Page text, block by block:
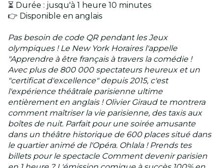
⏳ Durée : jusqu'à 1 heure 10 minutes
👉 Disponible en anglais
Pas besoin de code QR pendant les Jeux
olympiques ! Le New York Horaires l'appelle
"Apprendre à être français à travers la comédie !
Avec plus de 800 000 spectateurs heureux et un
"certificat d'excellence" depuis 2015, c'est
l'expérience théâtrale parisienne ultime
entièrement en anglais ! Olivier Giraud te montrera
comment maîtriser la vie parisienne, des taxis aux
boîtes de nuit. Parfait pour une soirée amusante
dans un théâtre historique de 600 places situé dans
le quartier animé de l'Opéra. Ohlala ! Prends tes
billets pour le spectacle Comment devenir parisien